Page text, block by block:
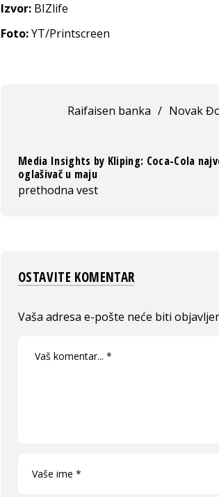
Izvor: BIZlife
Foto:YT/Printscreen
Raifaisen banka / Novak
Media Insights by Kliping: Coca-Cola
oglašivač u maju
prethodna vest
OSTAVITE KOMENTAR
Vaša adresa e-pošte neće biti